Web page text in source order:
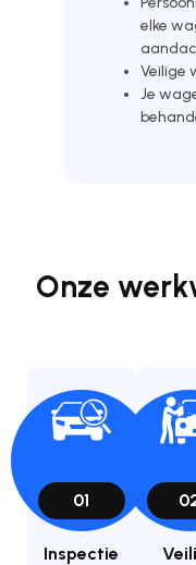
elke
Veilige
Je
Onze
01
Inspectie